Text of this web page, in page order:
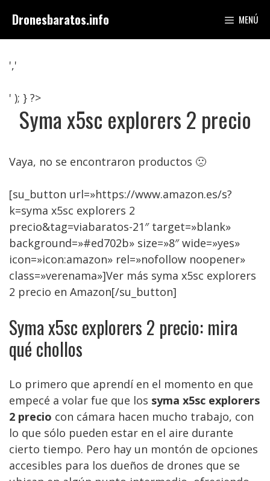
contenido
Dronesbaratos.info MENÚ
','
' ); } ?>
Syma x5sc explorers 2 precio
Vaya, no se encontraron productos 🙁
[su_button url=»https://www.amazon.es/s?
k=syma x5sc explorers 2
precio&tag=viabaratos-21″ target=»blank»
background=»#ed702b» size=»8″ wide=»yes»
icon=»icon:amazon» rel=»nofollow noopener»
class=»verenama»]Ver más syma x5sc explorers
2 precio en Amazon[/su_button]
Syma x5sc explorers 2 precio: mira
qué chollos
Lo primero que aprendí en el momento en que
empecé a volar fue que los syma x5sc explorers
2 precio con cámara hacen mucho trabajo, con
lo que sólo pueden estar en el aire durante
cierto tiempo. Pero hay un montón de opciones
accesibles para los dueños de drones que se